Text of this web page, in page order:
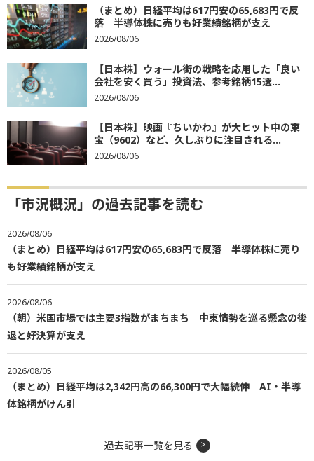
（まとめ）日経平均は617円安の65,683円で反
落 半導体株に売りも好業績銘柄が支え
2026/08/06
【日本株】ウォール街の戦略を応用した「良い
会社を安く買う」投資法、参考銘柄15選...
2026/08/06
【日本株】映画『ちいかわ』が大ヒット中の東
宝（9602）など、久しぶりに注目される...
2026/08/06
「市況概況」の過去記事を読む
2026/08/06
（まとめ）日経平均は617円安の65,683円で反落 半導体株に売り
も好業績銘柄が支え
2026/08/06
（朝）米国市場では主要3指数がまちまち 中東情勢を巡る懸念の後
退と好決算が支え
2026/08/05
（まとめ）日経平均は2,342円高の66,300円で大幅続伸 AI・半導
体銘柄がけん引
過去記事一覧を見る